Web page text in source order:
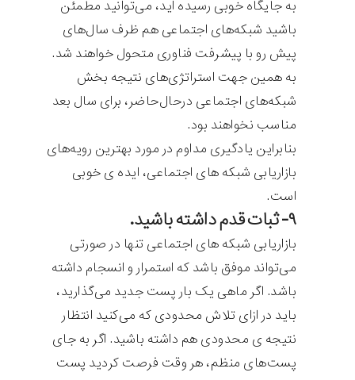
به جایگاه خوبی رسیده اید، می‌توانید مطمئن
باشید شبکه‌های اجتماعی هم ظرف سال‌های
پیش رو با پیشرفت فناوری متحول خواهند شد.
به همین جهت استراتژی‌های نتیجه بخش
شبکه‌های اجتماعی درحال‌حاضر، برای سال بعد
مناسب نخواهند بود.
بنابراین یادگیری مداوم در مورد بهترین رویه‌های
بازاریابی شبکه های اجتماعی، ایده ی خوبی
است.
۹- ثبات قدم داشته باشید.
بازاریابی شبکه های اجتماعی تنها در صورتی
می‌تواند موفق باشد که استمرار و انسجام داشته
باشد. اگر ماهی یک بار پست جدید می‌گذارید،
باید در ازای تلاش محدودی که می‌کنید انتظار
نتیجه ی محدودی هم داشته باشید. اگر به جای
پست‌های منظم، هر وقت فرصت کردید پست